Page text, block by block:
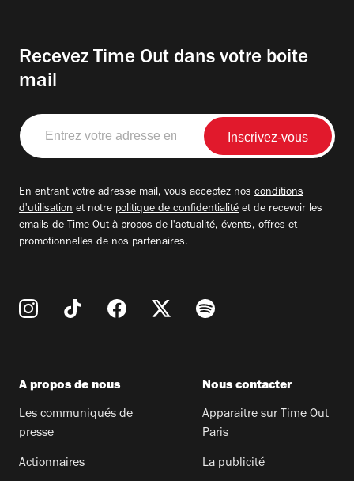
Recevez Time Out dans votre boite
mail
Entrez
votre
adresse
En entrant votre adresse mail, vous acceptez nos conditions
d'utilisation et notre politique de confidentialité et de recevoir les
emails de Time Out à propos de l'actualité, évents, offres et
promotionnelles de nos partenaires.
A propos de nous
Les communiqués de
presse
Actionnaires
Nous contacter
Apparaitre sur Time Out
Paris
La publicité